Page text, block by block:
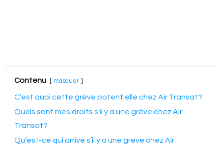
Contenu masquer
C’est quoi cette grève potentielle chez Air Transat?
Quels sont mes droits s’il y a une grève chez Air
Transat?
Qu’est-ce qui arrive s’il y a une grève chez Air